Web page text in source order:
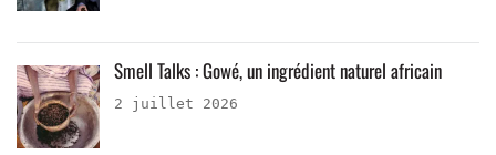
Smell Talks : Gowé, un ingrédient naturel africain
2 juillet 2026